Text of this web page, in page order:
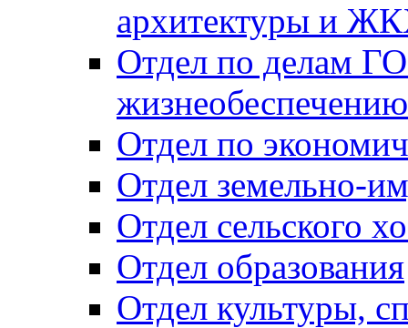
архитектуры и
Отдел по делам
Отдел по
Отдел земельно-
Отдел сельского
Отдел образования
Отдел культуры,